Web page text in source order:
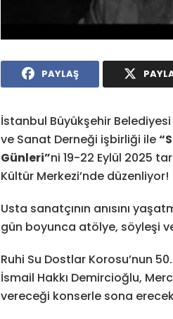
PAYLAŞ
İstanbul Büyükşehir Belediyesi
ve Sanat Derneği işbirliği ile
Günleri”ni 19-22 Eylül 2025
Kültür Merkezi’nde düzenliyor!
Usta sanatçının anısını
gün boyunca atölye, söyleşi
Ruhi Su Dostlar Korosu’nun
İsmail Hakkı Demircioğlu,
vereceği konserle sona